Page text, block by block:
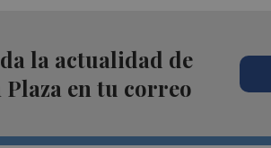
la actualidad de
en tu correo